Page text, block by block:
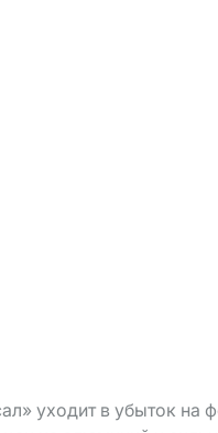
уходит в убыток на